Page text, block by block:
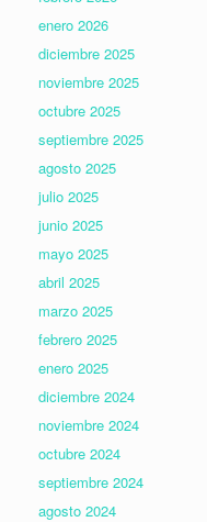
enero 2026
diciembre 2025
noviembre 2025
octubre 2025
septiembre 2025
agosto 2025
julio 2025
junio 2025
mayo 2025
abril 2025
marzo 2025
febrero 2025
enero 2025
diciembre 2024
noviembre 2024
octubre 2024
septiembre 2024
agosto 2024